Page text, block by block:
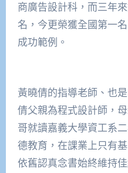
商廣告設計科，而三年
名，今更榮獲全國第一
成功範例。
黃曉倩的指導老師、也
倩父親為程式設計師，
哥就讀嘉義大學資工系
德教育，在課業上只有
依舊認真念書始終維持